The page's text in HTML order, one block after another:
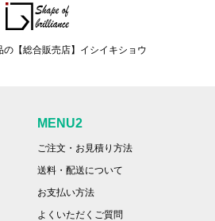
の【総合販売店】イシイキショウ
MENU2
ご注文・お見積り方法
送料・配送について
お支払い方法
よくいただくご質問